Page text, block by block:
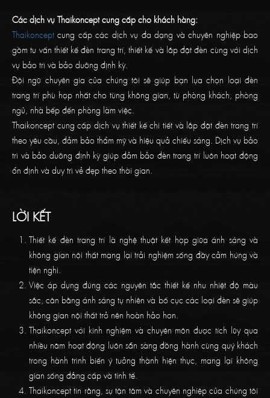
Các dịch vụ Thaikoncept cung cấp cho khách hàng:
Thaikonceptcung cấp các dịch vụ đa dạng và chuyên nghiệp bao
gồm tư vấn thiết kế đèn trang trí, thiết kế và lắp đặt đèn cùng với dịch
vụ bảo trì và bảo dưỡng định kỳ.
Đội ngũ chuyên gia của chúng tôi sẽ giúp bạn lựa chọn loại đèn
trang trí phù hợp nhất cho từng không gian, từ phòng khách, phòng
ngủ, nhà bếp đến phòng làm việc.
Thaikoncept cung cấp dịch vụ thiết kế chi tiết và lắp đặt đèn trang trí
theo yêu cầu, đảm bảo thẩm mỹ và hiệu quả chiếu sáng. Dịch vụ bảo
trì và bảo dưỡng định kỳ giúp đảm bảo đèn trang trí luôn hoạt động
ổn định và duy trì vẻ đẹp theo thời gian.
LỜI KẾT
Thiết kế đèn trang trí là nghệ thuật kết hợp giữa ánh sáng và
không gian nội thất mang lại trải nghiệm sống đầy cảm hứng và
tiện nghi.
Việc áp dụng đúng các nguyên tắc thiết kế như nhiệt độ màu
sắc, cân bằng ánh sáng tự nhiên và bố cục các loại đèn sẽ giúp
không gian nội thất trở nên hoàn hảo hơn.
Thaikoncept với kinh nghiệm và chuyên môn được tích lũy qua
nhiều năm hoạt động luôn sẵn sàng đồng hành cùng quý khách
trong hành trình biến ý tưởng thành hiện thực, mang lại không
gian sống đẳng cấp và tinh tế.
Thaikoncept tin rằng, sự tận tâm và chuyên nghiệp của chúng tôi